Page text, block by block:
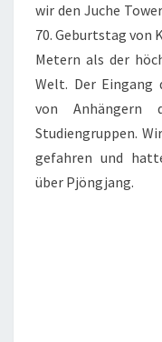
wir den Juche
70. Geburtstag von
Metern als der
Welt. Der Eingang
von Anhängern
Studiengruppen.
gefahren und
über Pjöngjang.